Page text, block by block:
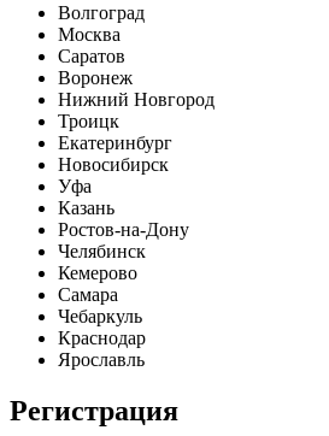
Волгоград
Москва
Саратов
Воронеж
Нижний Новгород
Троицк
Екатеринбург
Новосибирск
Уфа
Казань
Ростов-на-Дону
Челябинск
Кемерово
Самара
Чебаркуль
Краснодар
Ярославль
Регистрация